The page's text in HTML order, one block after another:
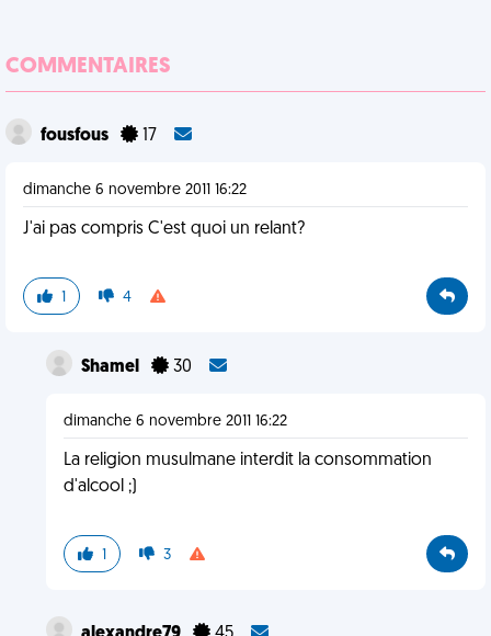
COMMENTAIRES
fousfous 17
dimanche 6 novembre 2011 16:22
J'ai pas compris C'est quoi un relant?
1 4
Shamel 30
dimanche 6 novembre 2011 16:22
La religion musulmane interdit la consommation
d'alcool ;)
1 3